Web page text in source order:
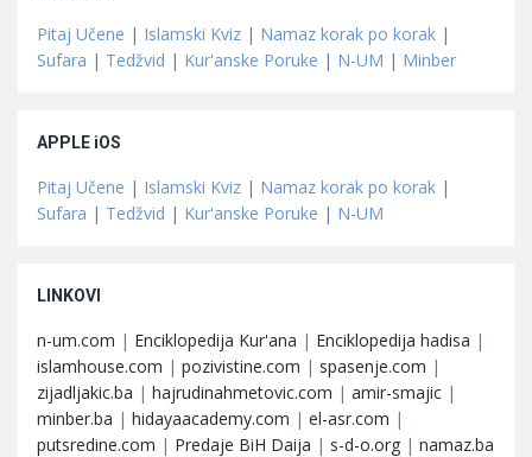
Pitaj Učene | Islamski Kviz | Namaz korak po korak |
Sufara | Tedžvid | Kur'anske Poruke | N-UM | Minber
APPLE iOS
Pitaj Učene | Islamski Kviz | Namaz korak po korak |
Sufara | Tedžvid | Kur'anske Poruke | N-UM
LINKOVI
n-um.com | Enciklopedija Kur'ana | Enciklopedija hadisa |
islamhouse.com | pozivistine.com | spasenje.com |
zijadljakic.ba | hajrudinahmetovic.com | amir-smajic |
minber.ba | hidayaacademy.com | el-asr.com |
putsredine.com | Predaje BiH Daija | s-d-o.org | namaz.ba